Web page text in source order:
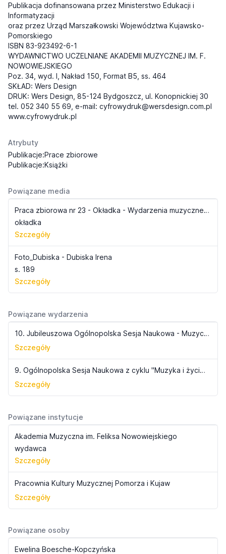
Publikacja dofinansowana przez Ministerstwo Edukacji i
Informatyzacji
oraz przez Urząd Marszałkowski Województwa Kujawsko-
Pomorskiego
ISBN 83-923492-6-1
WYDAWNICTWO UCZELNIANE AKADEMII MUZYCZNEJ IM. F.
NOWOWIEJSKIEGO
Poz. 34, wyd. I, Nakład 150, Format B5, ss. 464
SKŁAD: Wers Design
DRUK: Wers Design, 85-124 Bydgoszcz, ul. Konopnickiej 30
tel. 052 340 55 69, e-mail: cyfrowydruk@wersdesign.com.pl
www.cyfrowydruk.pl
Atrybuty
Publikacje:Prace zbiorowe
Publikacje:Książki
Powiązane media
Praca zbiorowa nr 23 - Okładka - Wydarzenia muzyczne na Pomorzu i Kujawach
okładka
Szczegóły
Foto_Dubiska - Dubiska Irena
s. 189
Szczegóły
Powiązane wydarzenia
10. Jubileuszowa Ogólnopolska Sesja Naukowa - Muzyczne Wydarzenia 1945-2005
Szczegóły
9. Ogólnopolska Sesja Naukowa z cyklu "Muzyka i życie muzyczne Pomorza i Kujaw" - Muzyczne wydarzenia do roku 1945
Szczegóły
Powiązane instytucje
Akademia Muzyczna im. Feliksa Nowowiejskiego
wydawca
Szczegóły
Pracownia Kultury Muzycznej Pomorza i Kujaw
Szczegóły
Powiązane osoby
Ewelina Boesche-Kopczyńska